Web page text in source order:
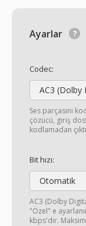
Ayarlar
Codec:
AC3 (Dolby
Ses parçasını
çözücü, giriş
kodlamadan
Bit hızı:
Otomatik
AC3 (Dolby
"Özel" e
kbps'dir.